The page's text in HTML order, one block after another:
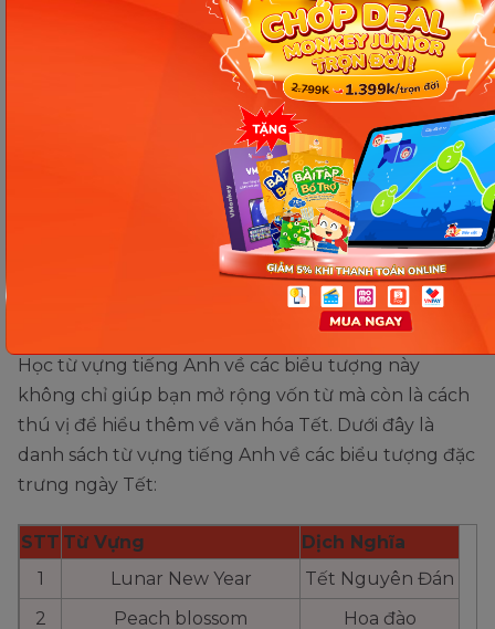
Fig tree Cây sung
Narcissus Hoa thủy tiên
Các loại hoa ngày Tết bằng tiếng Anh
thông dụng nhất và ý nghĩa của chúng [Top 9+]
Từ vựng tiếng Anh chủ đề
biểu tượng ngày Tết
Tết Nguyên Đán là dịp lễ truyền thống lớn nhất
trong năm, gắn liền với nhiều biểu tượng ý nghĩa.
Học từ vựng tiếng Anh về các biểu tượng này
không chỉ giúp bạn mở rộng vốn từ mà còn là cách
thú vị để hiểu thêm về văn hóa Tết. Dưới đây là
danh sách từ vựng tiếng Anh về các biểu tượng đặc
trưng ngày Tết:
STT Từ Vựng
Dịch Nghĩa
1
Lunar New Year
Tết Nguyên Đán
2
Peach blossom
Hoa đào